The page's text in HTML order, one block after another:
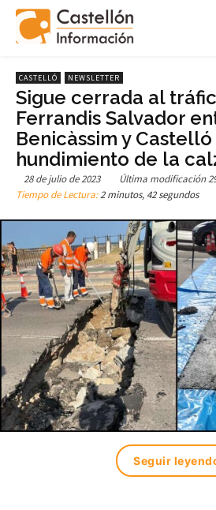
CASTELLÓ NEWSLETTER
Sigue cerrada al
Ferrandis Salvador
Benicàssim y
hundimiento de la
28 de julio de 2023 Última modificación
Tiempo de Lectura:2 minutos, 42 segundos
Seguir